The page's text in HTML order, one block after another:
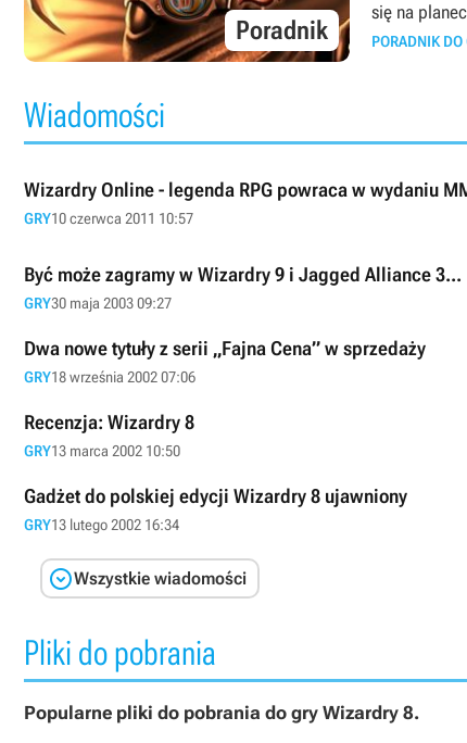
Poradnik
się na
PORADNIK DO
Wiadomości
Wizardry Online - legenda RPG powraca w wydaniu
GRY10 czerwca 2011 10:57
Być może zagramy w Wizardry 9 i Jagged Alliance 3...
GRY30 maja 2003 09:27
Dwa nowe tytuły z serii „Fajna Cena” w sprzedaży
GRY18 września 2002 07:06
Recenzja: Wizardry 8
GRY13 marca 2002 10:50
Gadżet do polskiej edycji Wizardry 8 ujawniony
GRY13 lutego 2002 16:34
Wszystkie wiadomości
Pliki do pobrania
Popularne pliki do pobrania do gry Wizardry 8.